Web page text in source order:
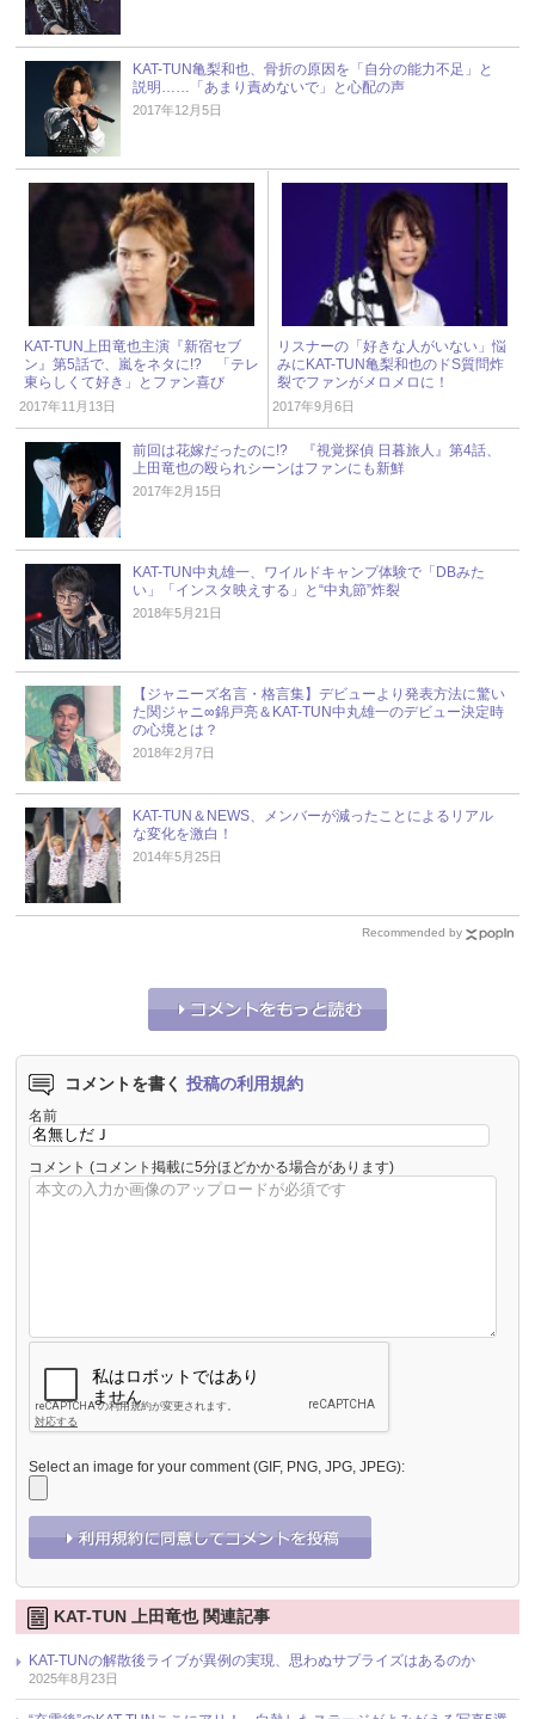
KAT-TUN亀梨和也、骨折の原因を「自分の能力不足」と
説明……「あまり責めないで」と心配の声
2017年12月5日
KAT-TUN上田竜也主演『新宿セブ
ン』第5話で、嵐をネタに!? 「テレ
東らしくて好き」とファン喜び
2017年11月13日
リスナーの「好きな人がいない」悩
みにKAT-TUN亀梨和也のドS質問炸
裂でファンがメロメロに！
2017年9月6日
前回は花嫁だったのに!? 『視覚探偵 日暮旅人』第4話、
上田竜也の殴られシーンはファンにも新鮮
2017年2月15日
KAT-TUN中丸雄一、ワイルドキャンプ体験で「DBみた
い」「インスタ映えする」と“中丸節”炸裂
2018年5月21日
【ジャニーズ名言・格言集】デビューより発表方法に驚い
た関ジャニ∞錦戸亮＆KAT-TUN中丸雄一のデビュー決定時
の心境とは？
2018年2月7日
KAT-TUN＆NEWS、メンバーが減ったことによるリアル
な変化を激白！
2014年5月25日
Recommended by
コメントを書く 投稿の利用規約
名前
コメント (コメント掲載に5分ほどかかる場合があります)
Select an image for your comment (GIF, PNG, JPG, JPEG):
KAT-TUN 上田竜也 関連記事
KAT-TUNの解散後ライブが異例の実現、思わぬサプライズはあるのか
2025年8月23日